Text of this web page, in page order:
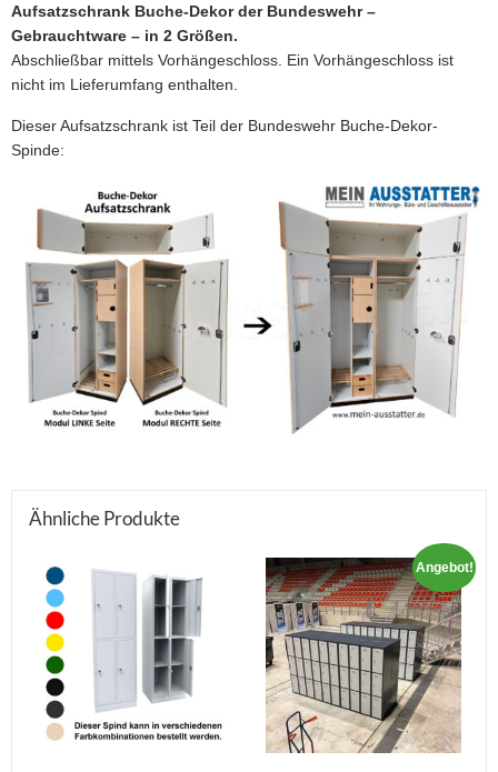
Aufsatzschrank Buche-Dekor der Bundeswehr –
Gebrauchtware – in 2 Größen.
Abschließbar mittels Vorhängeschloss. Ein Vorhängeschloss ist
nicht im Lieferumfang enthalten.
Dieser Aufsatzschrank ist Teil der Bundeswehr Buche-Dekor-
Spinde:
Ähnliche Produkte
Angebot!